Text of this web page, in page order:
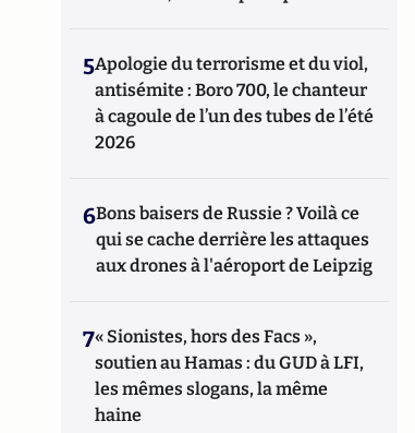
5Apologie du terrorisme et du viol,
antisémite : Boro 700, le chanteur
à cagoule de l’un des tubes de l’été
2026
6Bons baisers de Russie ? Voilà ce
qui se cache derrière les attaques
aux drones à l'aéroport de Leipzig
7« Sionistes, hors des Facs »,
soutien au Hamas : du GUD à LFI,
les mêmes slogans, la même
haine